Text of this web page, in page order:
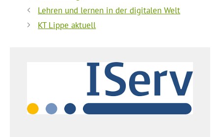
Lehren und lernen in der digitalen Welt
KT Lippe aktuell